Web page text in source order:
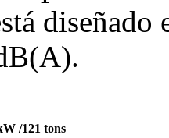
/121 tons